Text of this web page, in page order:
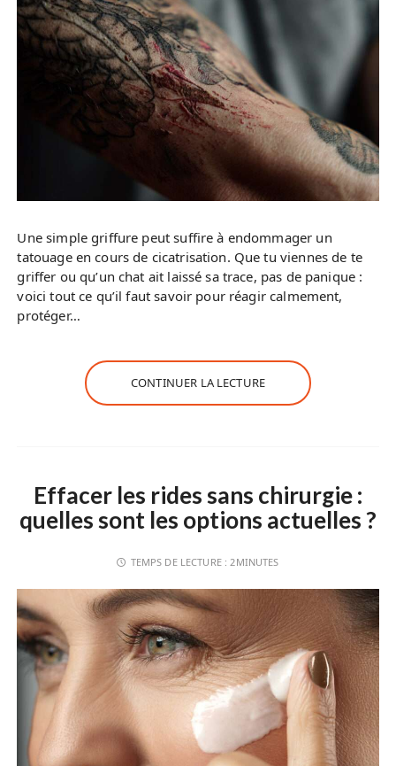
Une simple griffure peut suffire à endommager un
tatouage en cours de cicatrisation. Que tu viennes de te
griffer ou qu’un chat ait laissé sa trace, pas de panique :
voici tout ce qu’il faut savoir pour réagir calmement,
protéger…
CONTINUER LA LECTURE
Effacer les rides sans chirurgie :
quelles sont les options actuelles ?
TEMPS DE LECTURE : 2MINUTES